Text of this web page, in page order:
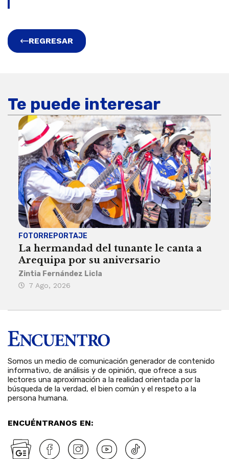
REGRESAR
Te puede interesar
FOTORREPORTAJE
La hermandad del tunante le canta a
Arequipa por su aniversario
Zintia Fernández Licla
7 Ago, 2026
Somos un medio de comunicación generador de contenido
informativo, de análisis y de opinión, que ofrece a sus
lectores una aproximación a la realidad orientada por la
búsqueda de la verdad, el bien común y el respeto a la
persona humana.
ENCUÉNTRANOS EN: